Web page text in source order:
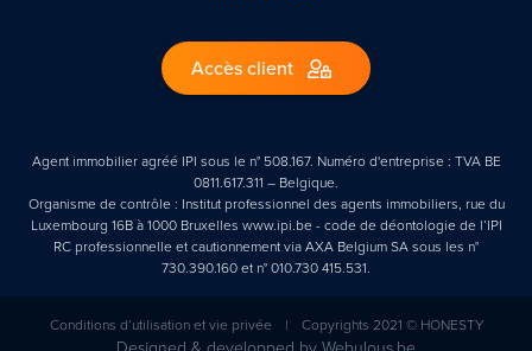
Accès client
Agent immobilier agréé IPI sous le n° 508.167. Numéro d'entreprise : TVA BE
0811.617.311 – Belgique.
Organisme de contrôle : Institut professionnel des agents immobiliers, rue du
Luxembourg 16B à 1000 Bruxelles www.ipi.be - code de déontologie de l’IPI
RC professionnelle et cautionnement via AXA Belgium SA sous les n°
730.390.160 et n° 010.730 415.531.
Conditions d’utilisation et vie privée | Copyrights 2021 © HONESTY